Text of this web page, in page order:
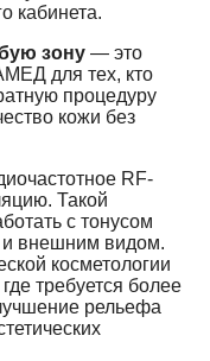
кабинета.
зону — это
для тех, кто
процедуру
кожи без
RF-
Такой
с тонусом
и внешним видом.
косметологии
требуется более
рельефа